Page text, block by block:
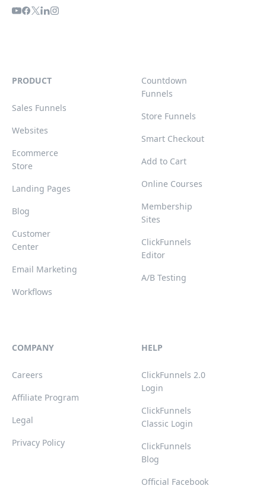
PRODUCT
Sales Funnels
Websites
Ecommerce
Store
Landing Pages
Blog
Customer
Center
Email Marketing
Workflows
Countdown
Funnels
Store Funnels
Smart Checkout
Add to Cart
Online Courses
Membership
Sites
ClickFunnels
Editor
A/B Testing
COMPANY
Careers
Affiliate Program
Legal
Privacy Policy
HELP
ClickFunnels 2.0
Login
ClickFunnels
Classic Login
ClickFunnels
Blog
Official Facebook